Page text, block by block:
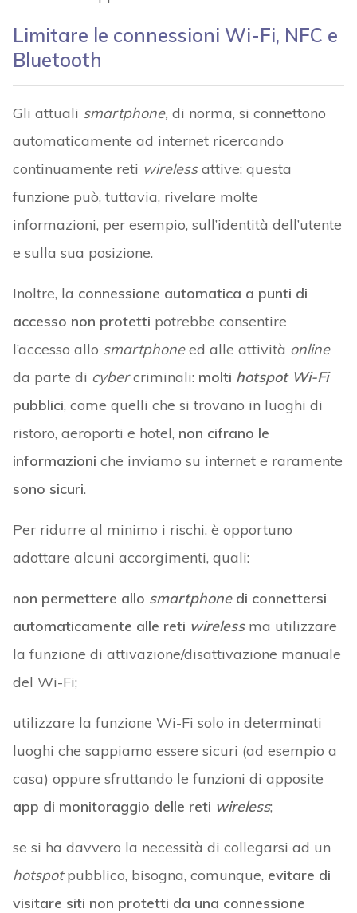
Limitare le connessioni Wi-Fi, NFC e
Bluetooth
Gli attuali smartphone,di norma, si connettono
automaticamente ad internet ricercando
continuamente reti wirelessattive: questa
funzione può, tuttavia, rivelare molte
informazioni, per esempio, sull’identità dell’utente
e sulla sua posizione.
Inoltre, la connessione automatica a punti di
accesso non protetti potrebbe consentire
l’accesso allo smartphoneed alle attività online
da parte di cybercriminali: molti hotspot Wi-Fi
pubblici, come quelli che si trovano in luoghi di
ristoro, aeroporti e hotel, non cifrano le
informazioni che inviamo su internet e raramente
sono sicuri.
Per ridurre al minimo i rischi, è opportuno
adottare alcuni accorgimenti, quali:
non permettere allo smartphonedi connettersi
automaticamente alle reti wirelessma utilizzare
la funzione di attivazione/disattivazione manuale
del Wi-Fi;
utilizzare la funzione Wi-Fi solo in determinati
luoghi che sappiamo essere sicuri (ad esempio a
casa) oppure sfruttando le funzioni di apposite
app di monitoraggio delle reti wireless;
se si ha davvero la necessità di collegarsi ad un
hotspotpubblico, bisogna, comunque, evitare di
visitare siti non protetti da una connessione